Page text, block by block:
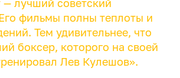
— лучший советский
фильмы полны теплоты и
Тем удивительнее, что
боксер, которого на своей
Лев Кулешов».